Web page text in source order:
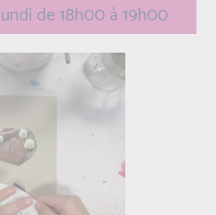
de 18h00 à 19h00